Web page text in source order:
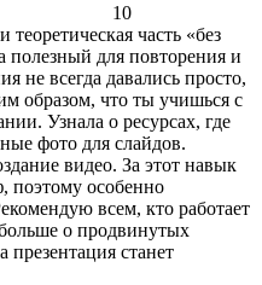
10
часть «без
для повторения и
не всегда давались просто,
образом, что ты учишься с
Узнала о ресурсах, где
фото для слайдов.
видео. За этот навык
поэтому особенно
всем, кто работает
о продвинутых
станет